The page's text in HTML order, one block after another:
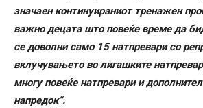
значаен континуираниот тренажен
важно децата што повеќе време да
се доволни само 15 натпревари со
вклучувањето во лигашките
многу повеќе натпревари и
напредок“.